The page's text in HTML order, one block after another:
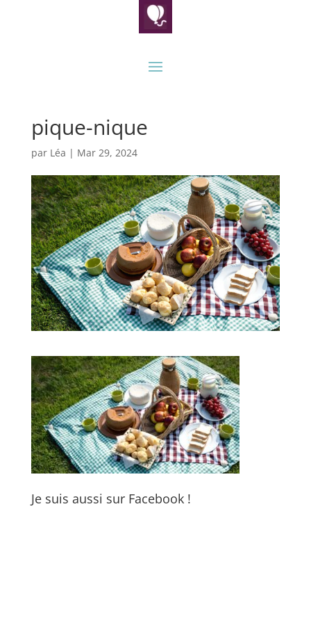
pique-nique
par Léa | Mar 29, 2024
Je suis aussi sur Facebook !